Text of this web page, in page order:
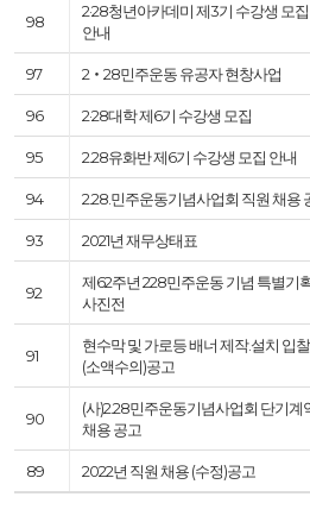
98
2·28청년아카데미 제3기 수강생 모집
안내
97 2‧28민주운동 유공자 현창사업
96 2·28대학 제6기 수강생 모집
95 2.28유화반 제6기 수강생 모집 안내
94 2.28.민주운동기념사업회 직원 채용
93 2021년 재무상태표
92
제62주년 228민주운동 기념 특별기
사진전
91
현수막 및 가로등 배너 제작.설치 입찰
(소액수의)공고
90
(사)2.28민주운동기념사업회 단기계
채용 공고
89 2022년 직원 채용 (수정)공고